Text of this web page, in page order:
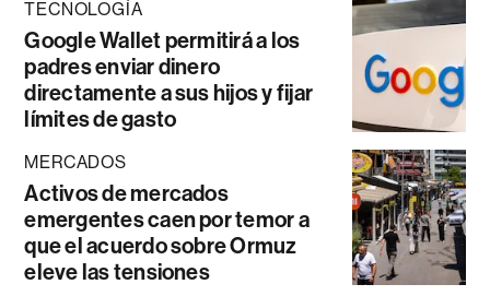
TECNOLOGÍA
Google Wallet permitirá a los
padres enviar dinero
directamente a sus hijos y fijar
límites de gasto
MERCADOS
Activos de mercados
emergentes caen por temor a
que el acuerdo sobre Ormuz
eleve las tensiones